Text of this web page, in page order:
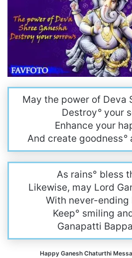
May the power of Deva
Destroy°your
Enhance your
And create goodness°
As rains° bless
Likewise, may Lord
With never-ending
Keep° smiling
Ganapatti
Happy Ganesh Chaturthi